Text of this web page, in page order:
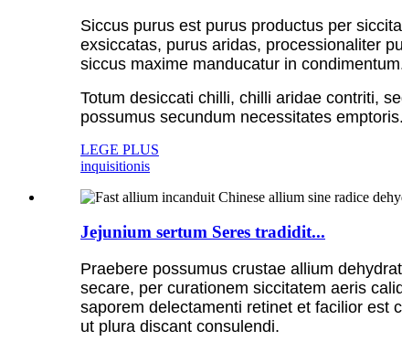
Siccus purus est purus productus per
exsiccatas, purus aridas, processionaliter
siccus maxime manducatur in
Totum desiccati chilli, chilli aridae contriti,
possumus secundum necessitates
LEGE PLUS
inquisitionis
Jejunium sertum Seres tradidit...
Praebere possumus crustae allium
secare, per curationem siccitatem aeris
saporem delectamenti retinet et facilior est
ut plura discant consulendi.